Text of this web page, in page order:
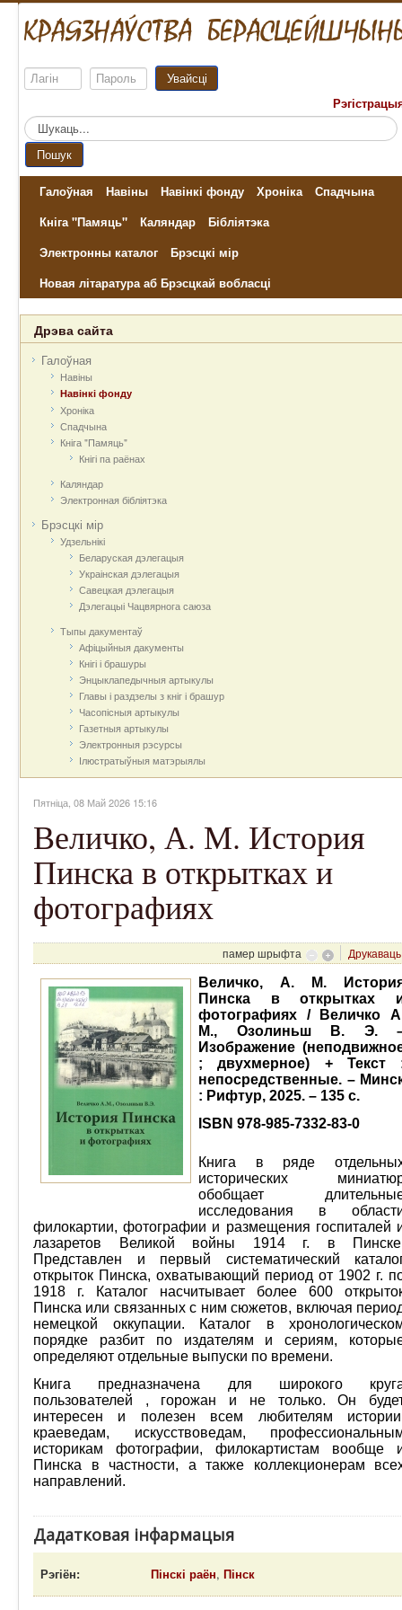
Увайсці
Пошук...
Пошук
Галоўная Навіны Навінкі фонду Хроніка
Спадчына
Кніга "Памяць"
Каляндар
Бібліятэка
Электронны каталог
Брэсцкі мір
Новая літаратура аб Брэсцкай вобласці
Дрэва сайта
Галоўная
Навіны
Навінкі фонду
Хроніка
Спадчына
Кніга "Памяць"
Кнігі па раёнах
Каляндар
Электронная бібліятэка
Брэсцкі мір
Удзельнікі
Беларуская дэлегацыя
Украінская дэлегацыя
Савецкая дэлегацыя
Дэлегацыі Чацвярнога саюза
Тыпы дакументаў
Афіцыйныя дакумeнты
Кнігі і брашуры
Энцыклапедычныя артыкулы
Главы і раздзелы з кніг і брашур
Часопісныя артыкулы
Газетныя артыкулы
Электронныя рэсурсы
Ілюстратыўныя матэрыялы
Пятніца, 08 Май 2026 15:16
Величко, А. М. История
Пинска в открытках и
фотографиях
памер шрыфта
Друкаваць
Величко, А. М.
Пинска в открытках
фотографиях / Величко
М., Озолиньш В. Э.
Изображение
; двухмерное) + Текст
непосредственные. –
: Рифтур, 2025. – 135 с.
ISBN 978-985-7332-83-0
Книга в ряде
исторических
обобщает
исследования в
филокартии, фотографии и размещения госпиталей
лазаретов Великой войны 1914 г. в
Представлен и первый систематический
открыток Пинска, охватывающий период от 1902 г.
1918 г. Каталог насчитывает более 600
Пинска или связанных с ним сюжетов, включая
немецкой оккупации. Каталог в
порядке разбит по издателям и сериям,
определяют отдельные выпуски по времени.
Книга предназначена для широкого
пользователей , горожан и не только. Он
интересен и полезен всем любителям
краеведам, искусствоведам,
историкам фотографии, филокартистам вообще
Пинска в частности, а также коллекционерам
направлений.
Дадатковая інфармацыя
Рэгіён: Пінскі раён,Пінск